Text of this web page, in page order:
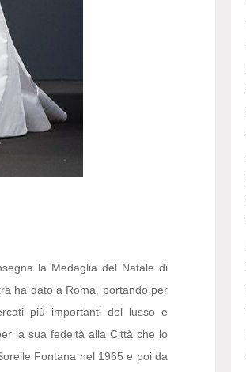
la Medaglia del Natale di
ha dato a Roma, portando per
più importanti del lusso e
la sua fedeltà alla Città che lo
Fontana nel 1965 e poi da